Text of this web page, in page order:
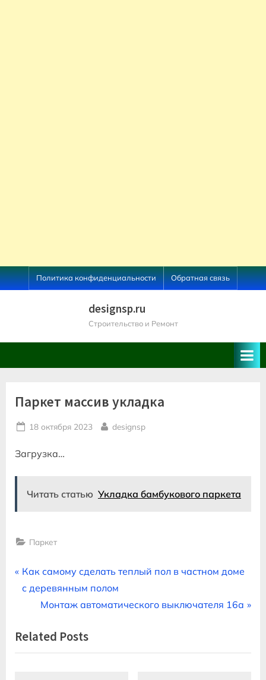
Skip
to
Политика конфиденциальности Обратная связь
designsp.ru
Строительство и Ремонт
Паркет массив укладка
Posted
18 октября 2023 By
designsp
Загрузка…
Читать статью Укладка бамбукового паркета
Паркет
Навигация
по
P
r
i
o
Как самому сделать теплый пол в частном доме
с деревянным полом
N
x
t
Монтаж автоматического выключателя 16а
Related Posts